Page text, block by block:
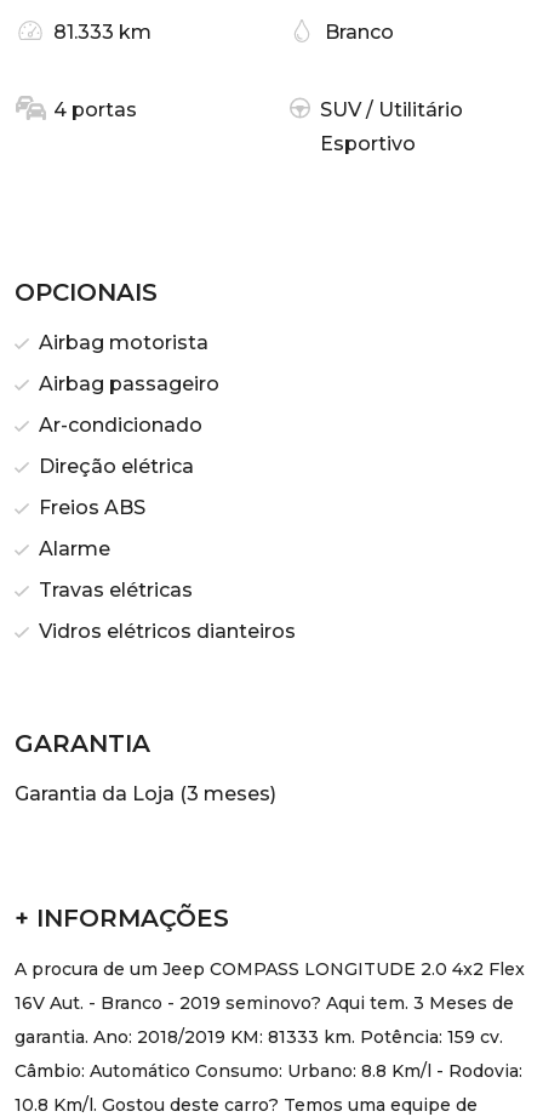
81.333 km Branco
4 portas
SUV / Utilitário
Esportivo
OPCIONAIS
Airbag motorista
Airbag passageiro
Ar-condicionado
Direção elétrica
Freios ABS
Alarme
Travas elétricas
Vidros elétricos dianteiros
GARANTIA
Garantia da Loja (3 meses)
+ INFORMAÇÕES
A procura de um Jeep COMPASS LONGITUDE 2.0 4x2 Flex
16V Aut. - Branco - 2019 seminovo? Aqui tem. 3 Meses de
garantia. Ano: 2018/2019 KM: 81333 km. Potência: 159 cv.
Câmbio: Automático Consumo: Urbano: 8.8 Km/l - Rodovia:
10.8 Km/l. Gostou deste carro? Temos uma equipe de